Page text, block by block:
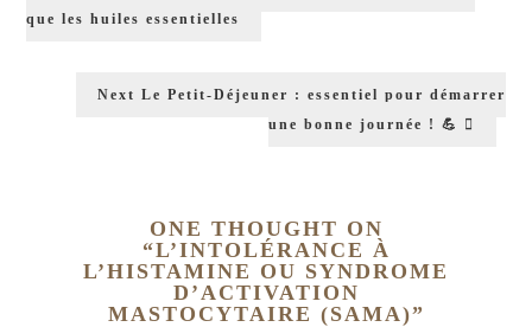
que les huiles essentielles
Next Le Petit-Déjeuner : essentiel pour démarrer
une bonne journée ! 💪
ONE THOUGHT ON
“L’INTOLÉRANCE À
L’HISTAMINE OU SYNDROME
D’ACTIVATION
MASTOCYTAIRE (SAMA)”